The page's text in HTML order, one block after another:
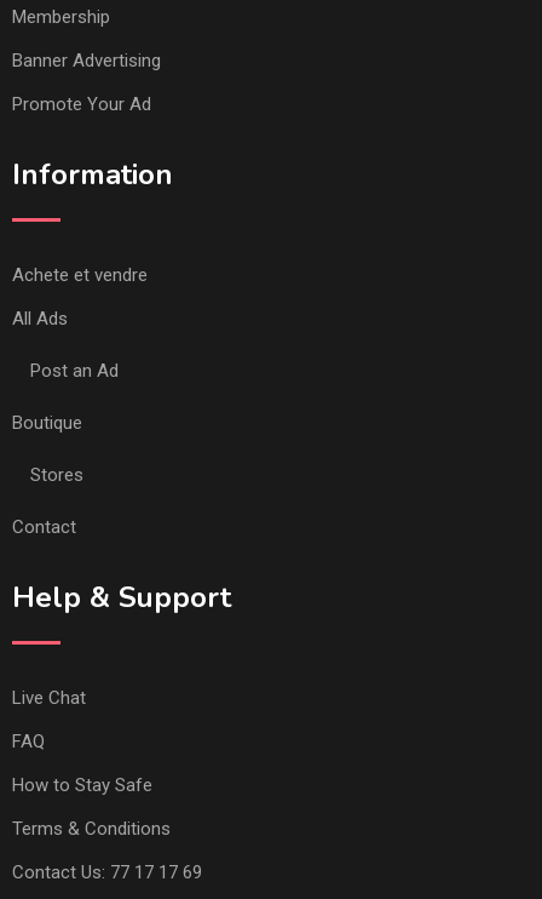
Membership
Banner Advertising
Promote Your Ad
Information
Achete et vendre
All Ads
Post an Ad
Boutique
Stores
Contact
Help & Support
Live Chat
FAQ
How to Stay Safe
Terms & Conditions
Contact Us: 77 17 17 69